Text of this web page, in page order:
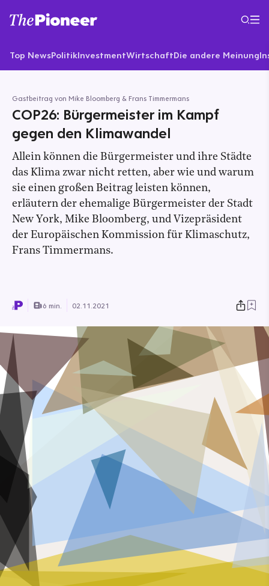
Top NewsPolitikInvestmentWirtschaftDie andere Meinung
Gastbeitrag von Mike Bloomberg & Frans Timmermans
COP26: Bürgermeister im Kampf
gegen den Klimawandel
Allein können die Bürgermeister und ihre Städte
das Klima zwar nicht retten, aber wie und warum
sie einen großen Beitrag leisten können,
erläutern der ehemalige Bürgermeister der Stadt
New York, Mike Bloomberg, und Vizepräsident
der Europäischen Kommission für Klimaschutz,
Frans Timmermans.
6 min. 02.11.2021